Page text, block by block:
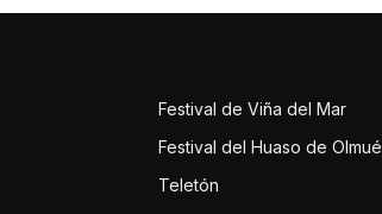
Festival de Viña del Mar
Festival del Huaso de Olmué
Teletón